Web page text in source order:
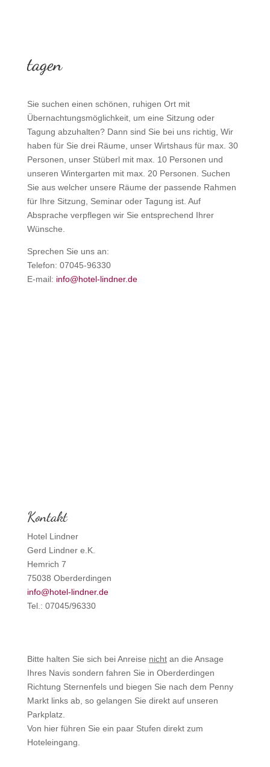
tagen
Sie suchen einen schönen, ruhigen Ort mit
Übernachtungsmöglichkeit, um eine Sitzung oder
Tagung abzuhalten? Dann sind Sie bei uns richtig, Wir
haben für Sie drei Räume, unser Wirtshaus für max. 30
Personen, unser Stüberl mit max. 10 Personen und
unseren Wintergarten mit max. 20 Personen. Suchen
Sie aus welcher unsere Räume der passende Rahmen
für Ihre Sitzung, Seminar oder Tagung ist. Auf
Absprache verpflegen wir Sie entsprechend Ihrer
Wünsche.
Sprechen Sie uns an:
Telefon: 07045-96330
E-mail: info@hotel-lindner.de
Kontakt
Hotel Lindner
Gerd Lindner e.K.
Hemrich 7
75038 Oberderdingen
info@hotel-lindner.de
Tel.: 07045/96330
Bitte halten Sie sich bei Anreise nichtan die Ansage
Ihres Navis sondern fahren Sie in Oberderdingen
Richtung Sternenfels und biegen Sie nach dem Penny
Markt links ab, so gelangen Sie direkt auf unseren
Parkplatz.
Von hier führen Sie ein paar Stufen direkt zum
Hoteleingang.